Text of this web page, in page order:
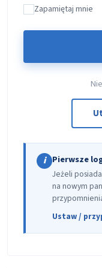
Zapamiętaj mnie
i Pierwsze
Jeżeli
na nowym
Ustaw /